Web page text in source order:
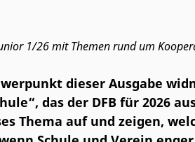
1/26 mit Themen rund um
dieser Ausgabe
das der DFB für 2026
Thema auf und zeigen,